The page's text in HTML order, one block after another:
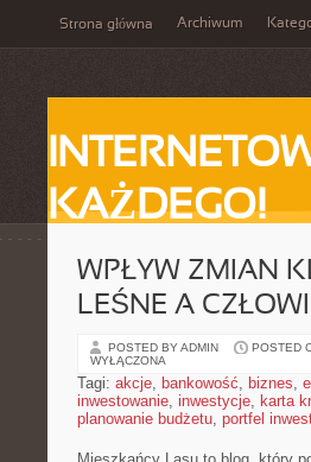
Strona główna Archiwum
KAŻDEGO!
WPŁYW ZMIAN
LEŚNE A
POSTED BY ADMIN POSTED
WYŁĄCZONA
Tagi: akcje, bankowość, biznes,
inwestowanie, inwestycje, karta
planowanie budżetu, portfel